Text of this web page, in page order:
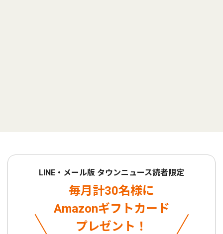
LINE・メール版 タウンニュース読者限定
毎月計30名様に
Amazonギフトカード
プレゼント！